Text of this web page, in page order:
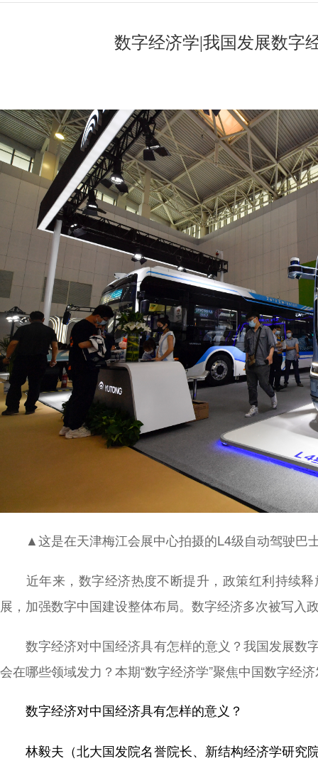
数字经济学|我国发展数字
▲这是在天津梅江会展中心拍摄的L4级自动驾驶巴
近年来，数字经济热度不断提升，政策红利持续释
展，加强数字中国建设整体布局。数字经济多次被写入
数字经济对中国经济具有怎样的意义？我国发展数
会在哪些领域发力？本期“数字经济学”聚焦中国数字经
数字经济对中国经济具有怎样的意义？
林毅夫（北大国发院名誉院长、新结构经济学研究